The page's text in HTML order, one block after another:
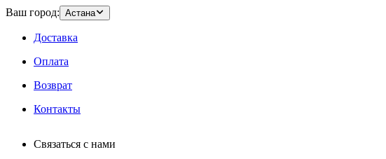
Ваш город: Астана
Доставка
Оплата
Возврат
Контакты
Связаться с нами